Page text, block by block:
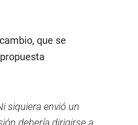
que se
siquiera envió un
debería dirigirse a